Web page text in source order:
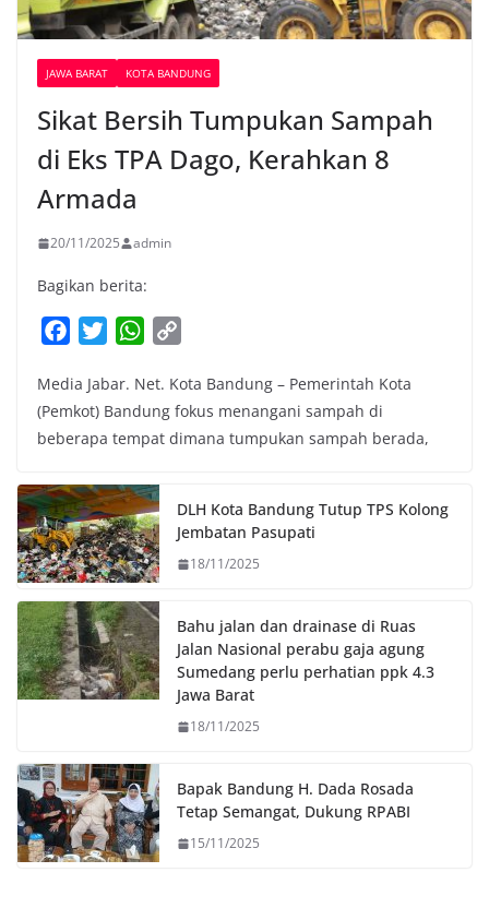
JAWA BARAT KOTA BANDUNG
Sikat Bersih Tumpukan Sampah
di Eks TPA Dago, Kerahkan 8
Armada
20/11/2025 admin
Bagikan berita:
c
e
b
o
k
i
t
t
r
W
a
t
s
p
p
p
y
L
n
k
Media Jabar. Net. Kota Bandung – Pemerintah Kota
(Pemkot) Bandung fokus menangani sampah di
beberapa tempat dimana tumpukan sampah berada,
DLH Kota Bandung Tutup TPS Kolong
Jembatan Pasupati
18/11/2025
Bahu jalan dan drainase di Ruas
Jalan Nasional perabu gaja agung
Sumedang perlu perhatian ppk 4.3
Jawa Barat
18/11/2025
Bapak Bandung H. Dada Rosada
Tetap Semangat, Dukung RPABI
15/11/2025